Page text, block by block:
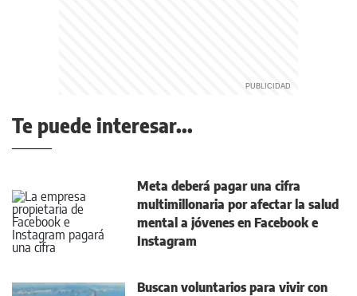
Te puede interesar...
Meta deberá pagar una cifra
multimillonaria por afectar la salud
mental a jóvenes en Facebook e
Instagram
Buscan voluntarios para vivir con